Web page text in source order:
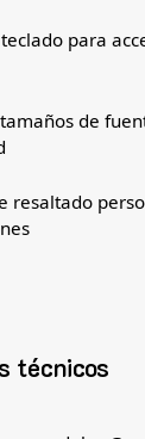
para
de
resaltado
técnicos